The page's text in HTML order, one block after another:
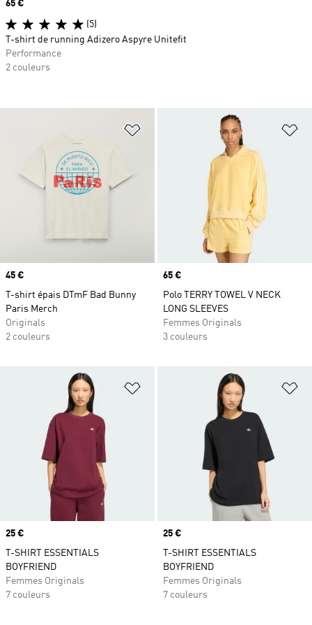
Ajouter à la Liste de produits
Prix
45 €
T-shirt épais DTmF Bad Bunny
Paris Merch
Originals
2 couleurs
Prix
65 €
Polo TERRY TOWEL V NECK
LONG SLEEVES
Femmes Originals
3 couleurs
Ajouter à la Liste de produits
Prix
25 €
T-SHIRT ESSENTIALS
BOYFRIEND
Femmes Originals
7 couleurs
Prix
25 €
T-SHIRT ESSENTIALS
BOYFRIEND
Femmes Originals
7 couleurs
Prix
65 €
(5)
T-shirt de running Adizero Aspyre Unitefit
Performance
2 couleurs